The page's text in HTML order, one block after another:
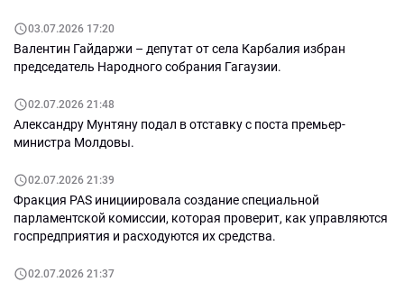
03.07.2026 17:20
Валентин Гайдаржи – депутат от села Карбалия избран
председатель Народного собрания Гагаузии.
02.07.2026 21:48
Александру Мунтяну подал в отставку с поста премьер-
министра Молдовы.
02.07.2026 21:39
Фракция PAS инициировала создание специальной
парламентской комиссии, которая проверит, как управляются
госпредприятия и расходуются их средства.
02.07.2026 21:37